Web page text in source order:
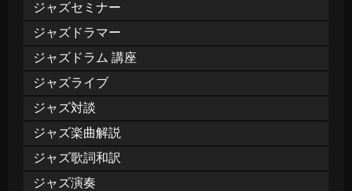
ジャズセミナー
ジャズドラマー
ジャズドラム 講座
ジャズライブ
ジャズ対談
ジャズ楽曲解説
ジャズ歌詞和訳
ジャズ演奏